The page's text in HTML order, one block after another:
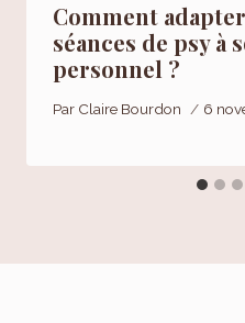
Comment
séances de psy à
personnel ?
Par Claire Bourdon 6